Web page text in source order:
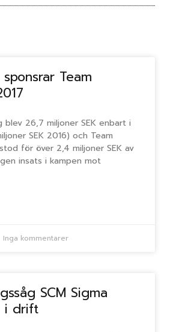
Team
blev 26,7 miljoner SEK enbart i
SEK 2016) och Team
för över 2,4 miljoner SEK av
insats i kampen mot
Inga kommentarer
SCM Sigma
i drift